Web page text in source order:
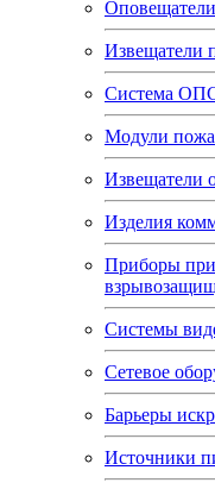
Извещатели
Система ОПС
Модули
Извещатели
Изделия
Приборы
Системы
Сетевое
Барьеры
Источники